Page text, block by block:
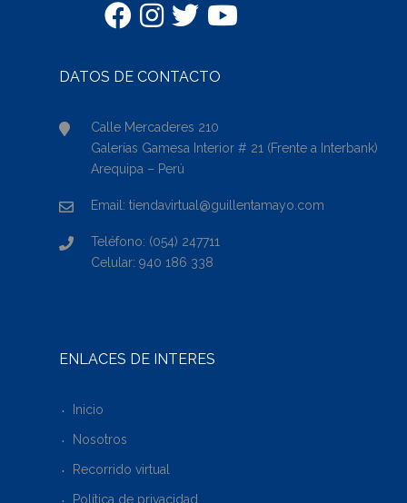
DATOS DE CONTACTO
Calle Mercaderes 210
Galerías Gamesa Interior # 21 (Frente a Interbank)
Arequipa – Perú
Email: tiendavirtual@guillentamayo.com
Teléfono: (054) 247711
Celular: 940 186 338
ENLACES DE INTERÉS
Inicio
Nosotros
Recorrido virtual
Política de privacidad